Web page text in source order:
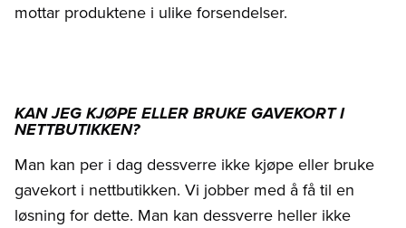
mottar produktene i ulike forsendelser.
KAN JEG KJØPE ELLER BRUKE GAVEKORT I
NETTBUTIKKEN?
Man kan per i dag dessverre ikke kjøpe eller bruke
gavekort i nettbutikken. Vi jobber med å få til en
løsning for dette. Man kan dessverre heller ikke